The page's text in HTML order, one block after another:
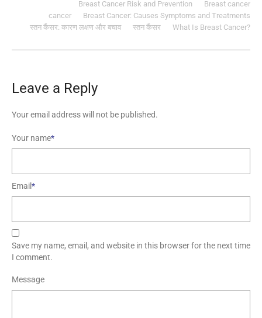
Breast cancer
Breast Cancer Risk and Prevention
Breast Cancer: Causes Symptoms and Treatments
cancer
What Is Breast Cancer?
स्तन कैंसर
स्तन कैंसर: कारण लक्षण और बचाव
Leave a Reply
Your email address will not be published.
Your name*
Email*
Save my name, email, and website in this browser for the next time
I comment.
Message